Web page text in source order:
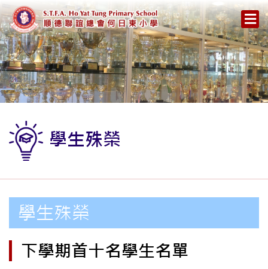
學生殊榮
學生殊榮
下學期首十名學生名單